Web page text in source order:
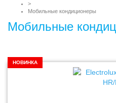
>
Мобильные кондиционеры
Мобильные
НОВИНКА